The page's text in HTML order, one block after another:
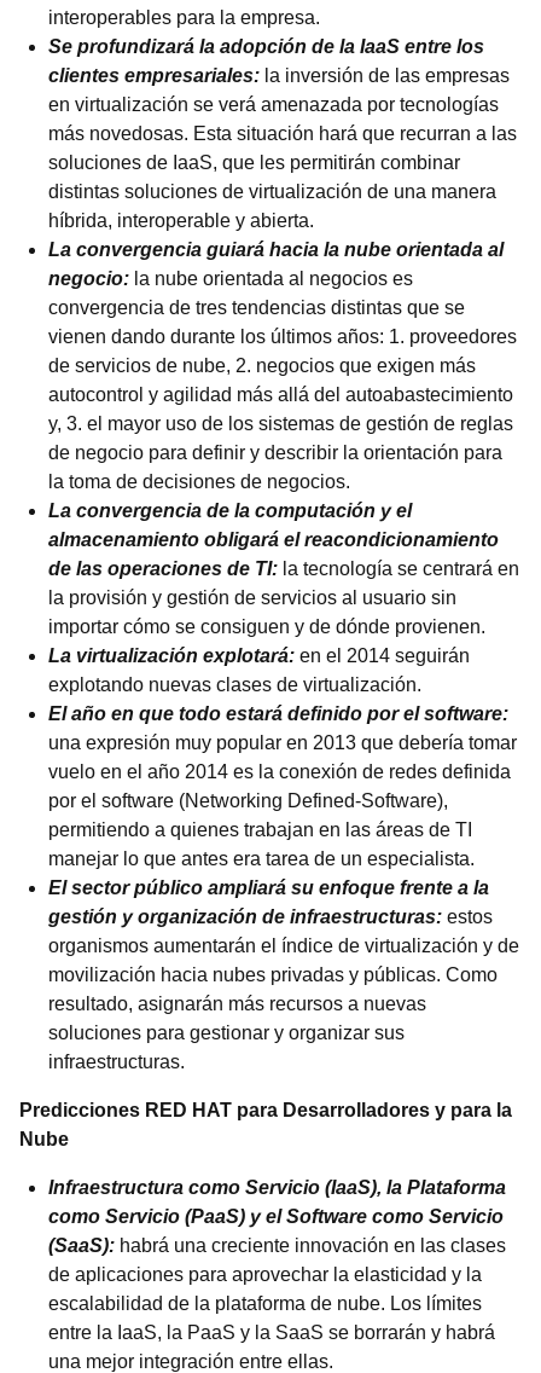
interoperables para la empresa.
Se profundizará la adopción de la IaaS entre los
clientes empresariales: la inversión de las empresas
en virtualización se verá amenazada por tecnologías
más novedosas. Esta situación hará que recurran a las
soluciones de IaaS, que les permitirán combinar
distintas soluciones de virtualización de una manera
híbrida, interoperable y abierta.
La convergencia guiará hacia la nube orientada al
negocio: la nube orientada al negocios es
convergencia de tres tendencias distintas que se
vienen dando durante los últimos años: 1. proveedores
de servicios de nube, 2. negocios que exigen más
autocontrol y agilidad más allá del autoabastecimiento
y, 3. el mayor uso de los sistemas de gestión de reglas
de negocio para definir y describir la orientación para
la toma de decisiones de negocios.
La convergencia de la computación y el
almacenamiento obligará el reacondicionamiento
de las operaciones de TI: la tecnología se centrará en
la provisión y gestión de servicios al usuario sin
importar cómo se consiguen y de dónde provienen.
La virtualización explotará: en el 2014 seguirán
explotando nuevas clases de virtualización.
El año en que todo estará definido por el software:
una expresión muy popular en 2013 que debería tomar
vuelo en el año 2014 es la conexión de redes definida
por el software (Networking Defined-Software),
permitiendo a quienes trabajan en las áreas de TI
manejar lo que antes era tarea de un especialista.
El sector público ampliará su enfoque frente a la
gestión y organización de infraestructuras: estos
organismos aumentarán el índice de virtualización y de
movilización hacia nubes privadas y públicas. Como
resultado, asignarán más recursos a nuevas
soluciones para gestionar y organizar sus
infraestructuras.
Predicciones RED HAT para Desarrolladores y para la
Nube
Infraestructura como Servicio (IaaS), la Plataforma
como Servicio (PaaS) y el Software como Servicio
(SaaS): habrá una creciente innovación en las clases
de aplicaciones para aprovechar la elasticidad y la
escalabilidad de la plataforma de nube. Los límites
entre la IaaS, la PaaS y la SaaS se borrarán y habrá
una mejor integración entre ellas.